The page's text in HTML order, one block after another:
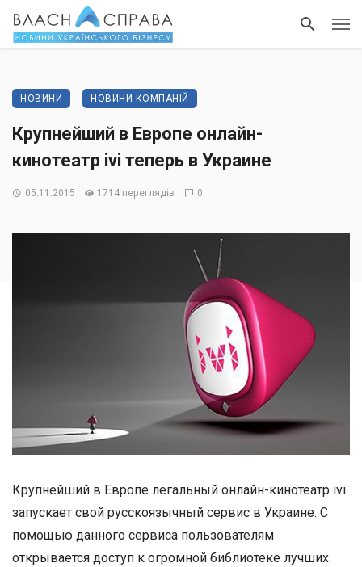
НОВИНИ НОВИНИ КОМПАНІЙ
Крупнейший в Европе онлайн-
кинотеатр ivi теперь в Украине
05.11.2015 1714 переглядів 0
Крупнейший в Европе легальный онлайн-кинотеатр ivi
запускает свой русскоязычный сервис в Украине. С
помощью данного сервиса пользователям
открывается доступ к огромной библиотеке лучших